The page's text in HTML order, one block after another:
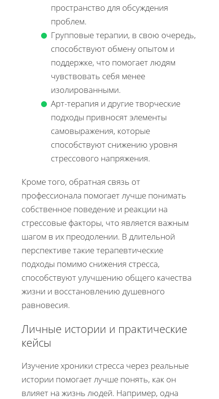
пространство для обсуждения
проблем.
Групповые терапии, в свою очередь,
способствуют обмену опытом и
поддержке, что помогает людям
чувствовать себя менее
изолированными.
Арт-терапия и другие творческие
подходы привносят элементы
самовыражения, которые
способствуют снижению уровня
стрессового напряжения.
Кроме того, обратная связь от
профессионала помогает лучше понимать
собственное поведение и реакции на
стрессовые факторы, что является важным
шагом в их преодолении. В длительной
перспективе такие терапевтические
подходы помимо снижения стресса,
способствуют улучшению общего качества
жизни и восстановлению душевного
равновесия.
Личные истории и практические
кейсы
Изучение хроники стресса через реальные
истории помогает лучше понять, как он
влияет на жизнь людей. Например, одна